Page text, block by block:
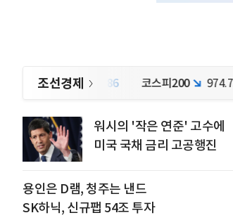
조선경제
-2.86 코스피200 974.73-8.19
워시의 '작은 연준' 고수에
미국 국채 금리 고공행진
용인은 D램, 청주는 낸드
SK하닉, 신규팹 54조 투자